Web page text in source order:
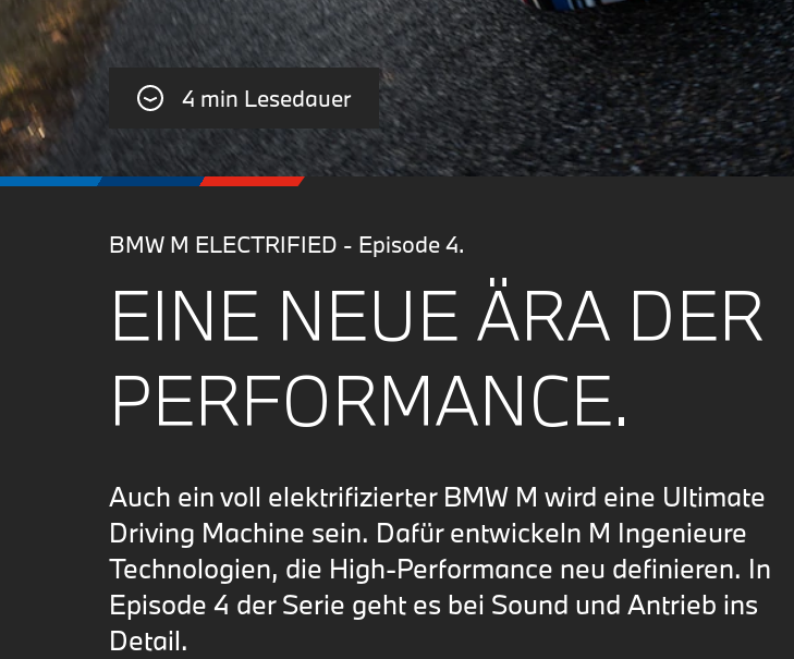
4 min Lesedauer
BMW M ELECTRIFIED - Episode 4.
EINE NEUE ÄRA DER
PERFORMANCE.
Auch ein voll elektrifizierter BMW M wird eine Ultimate
Driving Machine sein. Dafür entwickeln M Ingenieure
Technologien, die High-Performance neu definieren. In
Episode 4 der Serie geht es bei Sound und Antrieb ins
Detail.